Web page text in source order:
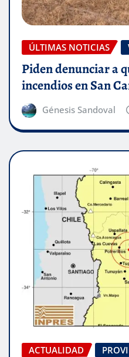
ÚLTIMAS NOTICIAS
Piden denunciar a
incendios en San
Génesis Sandoval
ACTUALIDAD